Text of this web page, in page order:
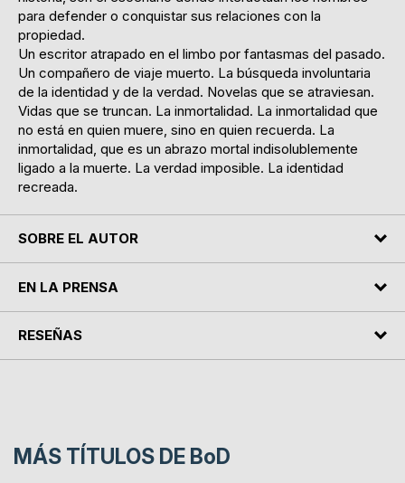
para defender o conquistar sus relaciones con la
propiedad.
Un escritor atrapado en el limbo por fantasmas del pasado.
Un compañero de viaje muerto. La búsqueda involuntaria
de la identidad y de la verdad. Novelas que se atraviesan.
Vidas que se truncan. La inmortalidad. La inmortalidad que
no está en quien muere, sino en quien recuerda. La
inmortalidad, que es un abrazo mortal indisolublemente
ligado a la muerte. La verdad imposible. La identidad
recreada.
SOBRE EL AUTOR
EN LA PRENSA
RESEÑAS
MÁS TÍTULOS DE BoD